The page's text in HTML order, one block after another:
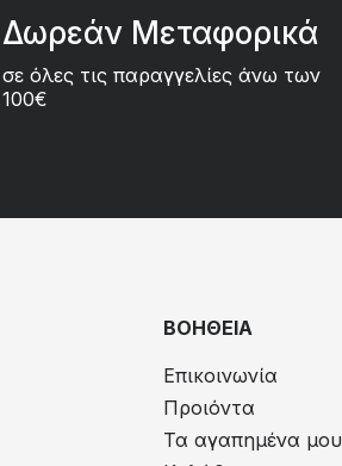
Δωρεάν Μεταφορικά
σε όλες τις παραγγελίες άνω των
100€
ΒΟΗΘΕΙΑ
Επικοινωνία
Προιόντα
Τα αγαπημένα μου